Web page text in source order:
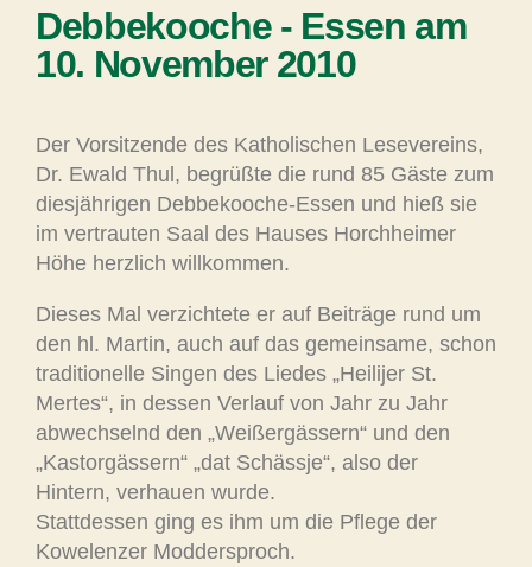
Debbekooche - Essen am
10. November 2010
Der Vorsitzende des Katholischen Lesevereins,
Dr. Ewald Thul, begrüßte die rund 85 Gäste zum
diesjährigen Debbekooche-Essen und hieß sie
im vertrauten Saal des Hauses Horchheimer
Höhe herzlich willkommen.
Dieses Mal verzichtete er auf Beiträge rund um
den hl. Martin, auch auf das gemeinsame, schon
traditionelle Singen des Liedes „Heilijer St.
Mertes“, in dessen Verlauf von Jahr zu Jahr
abwechselnd den „Weißergässern“ und den
„Kastorgässern“ „dat Schässje“, also der
Hintern, verhauen wurde.
Stattdessen ging es ihm um die Pflege der
Kowelenzer Moddersproch.